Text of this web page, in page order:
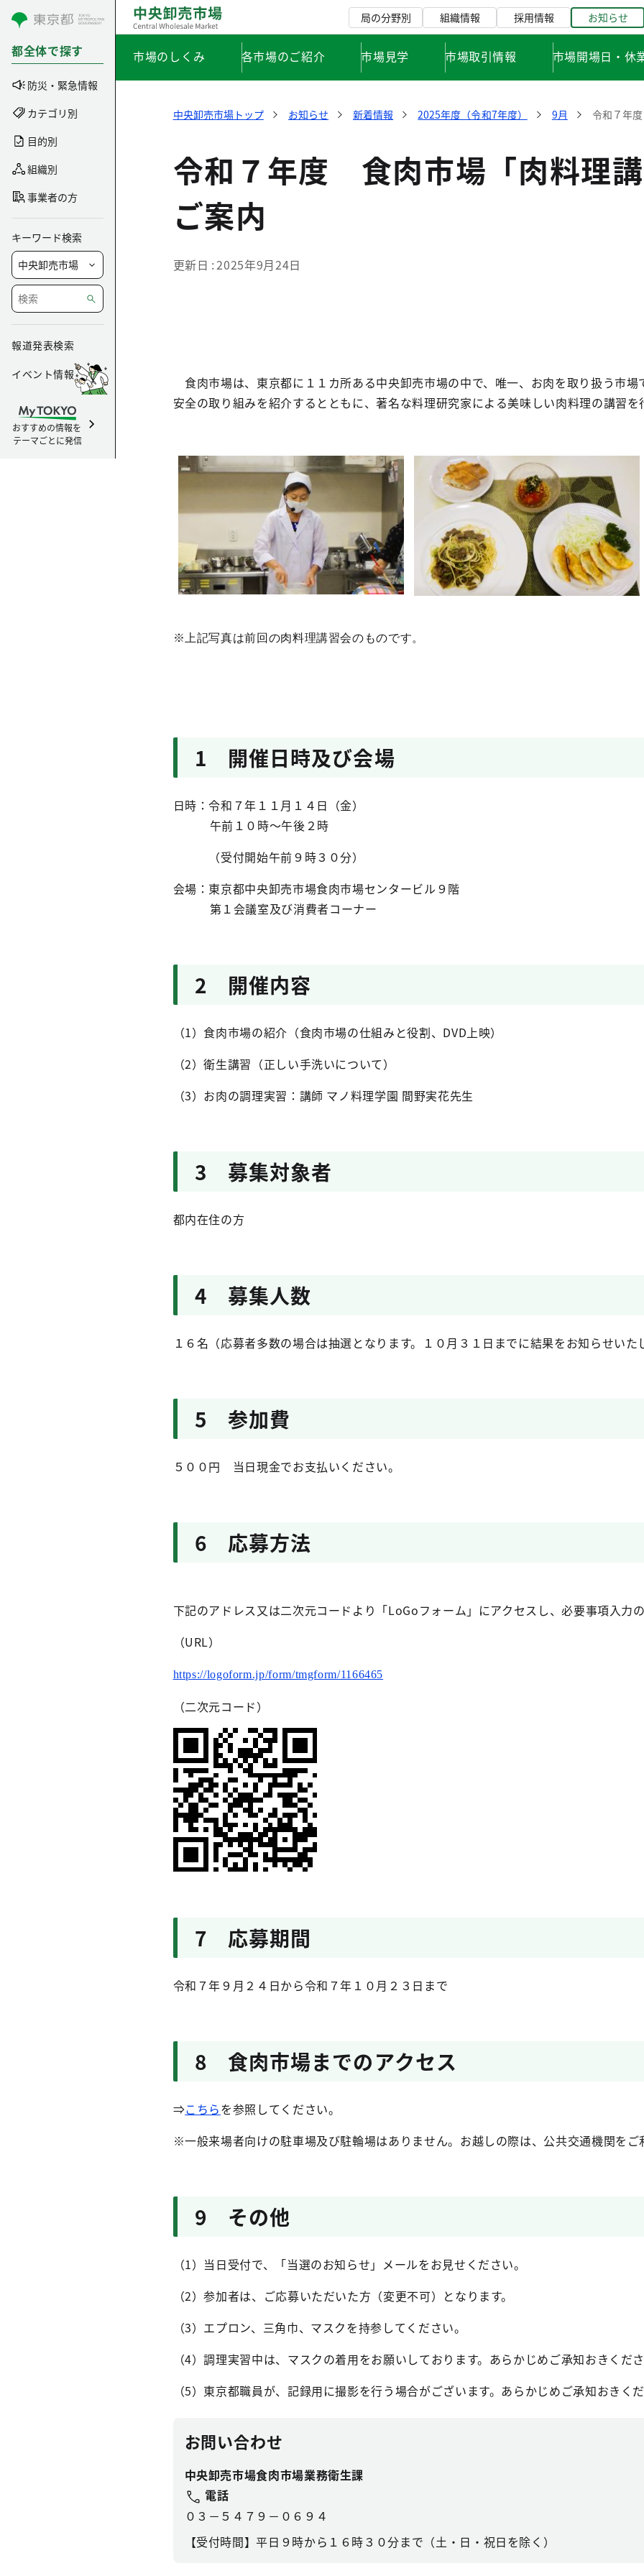
コンテンツにスキップ
都全体で探す
防災・緊急情報
カテゴリ別
目的別
組織別
事業者の方
キーワード検索
報道発表検索
イベント情報
おすすめの情報を
テーマごとに発信
局の分野別 組織情報 採用情報 お知らせ
市場のしくみ 各市場のご紹介 市場見学 市場取引情報 市場開場日・休
中央卸売市場トップ お知らせ 新着情報 2025年度（令和7年度） 9月 令和７年
令和７年度 食肉市場「肉料理
ご案内
更新日 2025年9月24日
食肉市場は、東京都に１１カ所ある中央卸売市場の中で、唯一、お肉を取り扱う市場
安全の取り組みを紹介するとともに、著名な料理研究家による美味しい肉料理の講習を
※上記写真は前回の肉料理講習会のものです。
1 開催日時及び会場
日時：令和７年１１月１４日（金）
午前１０時～午後２時
（受付開始午前９時３０分）
会場：東京都中央卸売市場食肉市場センタービル９階
第１会議室及び消費者コーナー
2 開催内容
（1）食肉市場の紹介（食肉市場の仕組みと役割、DVD上映）
（2）衛生講習（正しい手洗いについて）
（3） お肉の調理実習：講師 マノ料理学園 間野実花先生
3 募集対象者
都内在住の方
4 募集人数
１６名（応募者多数の場合は抽選となります。１０月３１日までに結果をお知らせいた
5 参加費
５００円 当日現金でお支払いください。
6 応募方法
下記のアドレス又は二次元コードより「LoGoフォーム」にアクセスし、必要事項入力
（URL）
https://logoform.jp/form/tmgform/1166465
（二次元コード）
7 応募期間
令和７年９月２４日から令和７年１０月２３日まで
8 食肉市場までのアクセス
⇒こちらを参照してください。
※一般来場者向けの駐車場及び駐輪場はありません。お越しの際は、公共交通機関をご
9 その他
（1） 当日受付で、「当選のお知らせ」メールをお見せください。
（2）参加者は、ご応募いただいた方（変更不可）となります。
（3） エプロン、三角巾、マスクを持参してください。
（4）調理実習中は、マスクの着用をお願いしております。あらかじめご承知おきくださ
（5） 東京都職員が、記録用に撮影を行う場合がございます。あらかじめご承知おきくだ
お問い合わせ
中央卸売市場食肉市場業務衛生課
電話
０３－５４７９－０６９４
【受付時間】平日９時から１６時３０分まで（土・日・祝日を除く）